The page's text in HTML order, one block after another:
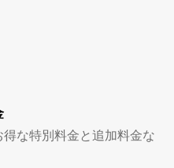
な特別料金と追加料金な